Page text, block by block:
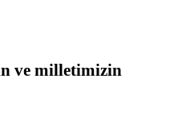
ve milletimizin